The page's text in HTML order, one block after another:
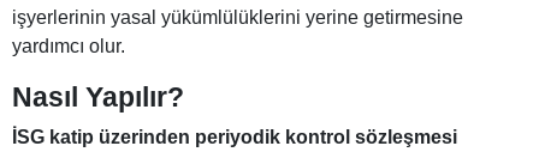
işyerlerinin yasal yükümlülüklerini yerine getirmesine
yardımcı olur.
Nasıl Yapılır?
İSG katip üzerinden periyodik kontrol sözleşmesi